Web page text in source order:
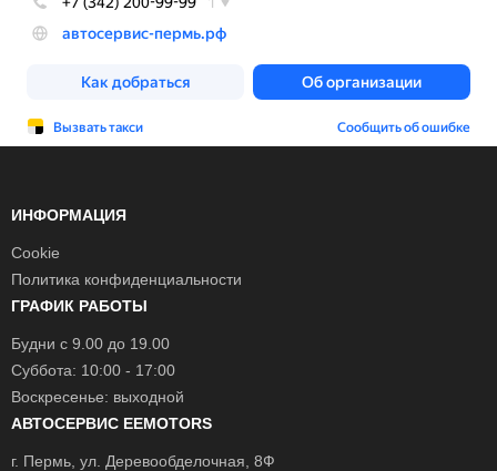
ИНФОРМАЦИЯ
Cookie
Политика конфиденциальности
ГРАФИК РАБОТЫ
Будни с 9.00 до 19.00
Суббота: 10:00 - 17:00
Воскресенье: выходной
АВТОСЕРВИС EEMOTORS
г. Пермь , ул. Деревообделочная, 8Ф